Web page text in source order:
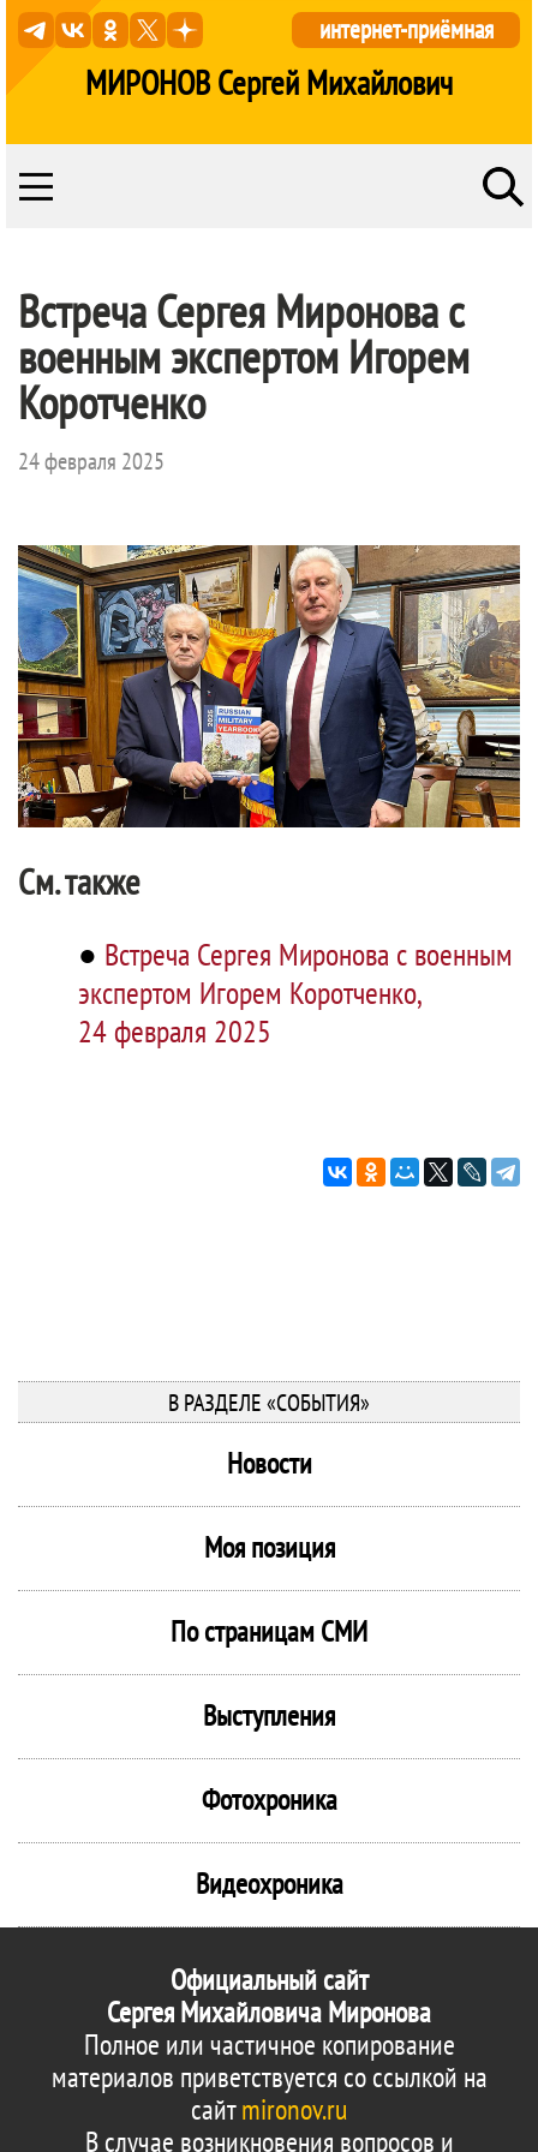
МИРОНОВ Сергей Михайлович
интернет-приёмная
Встреча Сергея Миронова с
военным экспертом Игорем
Коротченко
24 февраля 2025
См. также
● Встреча Сергея Миронова с военным
экспертом Игорем Коротченко,
24 февраля 2025
В РАЗДЕЛЕ «СОБЫТИЯ»
Новости
Моя позиция
По страницам СМИ
Выступления
Фотохроника
Видеохроника
Официальный сайт
Сергея Михайловича Миронова
Полное или частичное копирование
материалов приветствуется со ссылкой на
сайтmironov.ru
В случае возникновения вопросов и